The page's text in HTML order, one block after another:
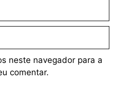
neste navegador para a
comentar.